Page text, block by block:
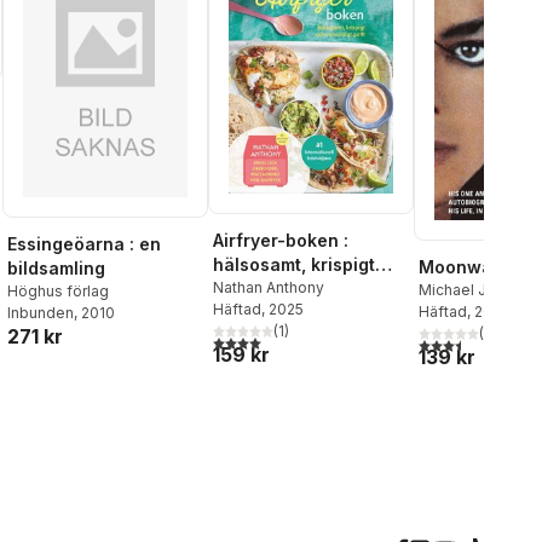
röster:
Essingeöarna : en
bildsamling
Höghus förlag
Inbunden, 2010
271 kr
Airfryer-boken :
hälsosamt, krispigt
och vansinnigt gott
Nathan Anthony
Häftad, 2025
4,0utav 5 stjärnor. Totalt antal röster:
(1)
159 kr
Moonwalk
Michael Jackson
Häftad, 2010
3,5utav 5(
139 kr